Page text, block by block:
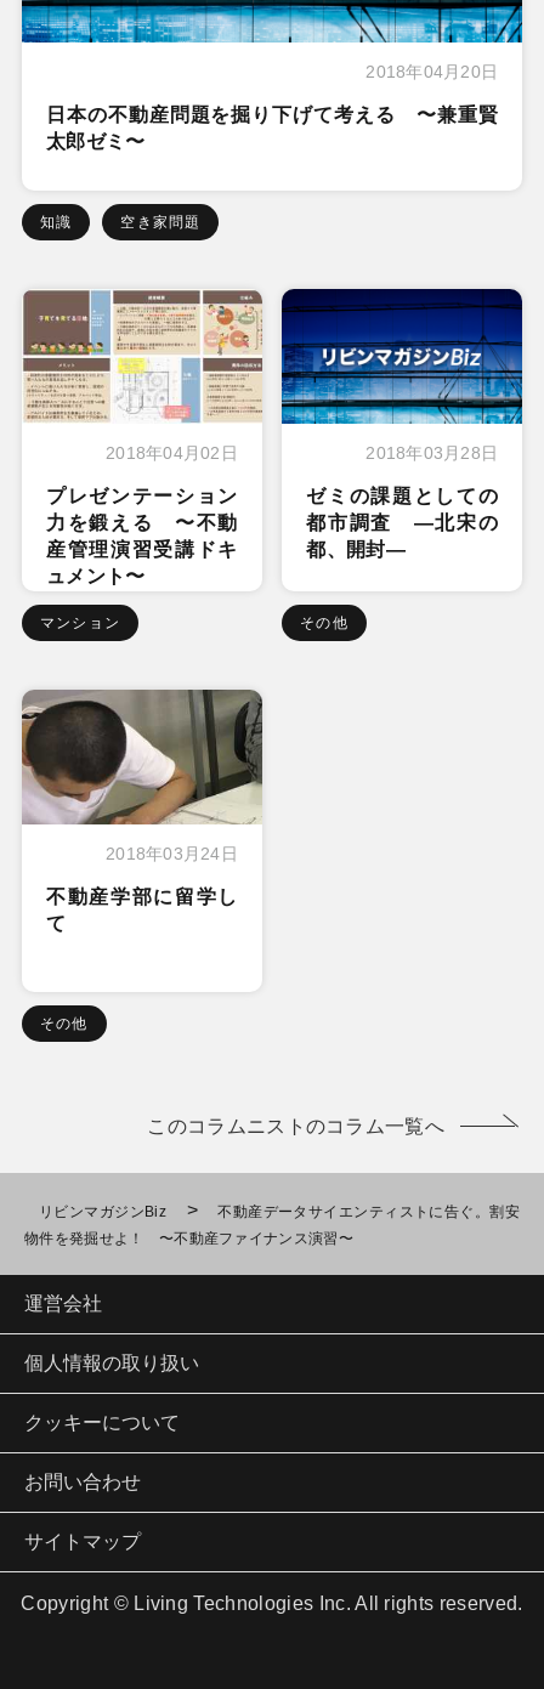
2018年04月20日
日本の不動産問題を掘り下げて考える 〜兼重賢
太郎ゼミ〜
知識 空き家問題
2018年04月02日
プレゼンテーション
力を鍛える 〜不動
産管理演習受講ドキ
ュメント〜
マンション
2018年03月28日
ゼミの課題としての
都市調査 ―北宋の
都、開封―
その他
2018年03月24日
不動産学部に留学し
て
その他
このコラムニストのコラム一覧へ
リビンマガジンBiz >
不動産データサイエンティストに告ぐ。割安
物件を発掘せよ！ 〜不動産ファイナンス演習〜
運営会社
個人情報の取り扱い
クッキーについて
お問い合わせ
サイトマップ
Copyright © Living Technologies Inc. All rights reserved.